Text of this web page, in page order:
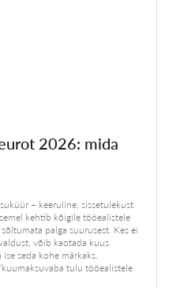
2026: mida
– keeruline, sissetulekust
kehtib kõigile tööealistele
palga suurusest. Kes ei
võib kaotada kuus
seda kohe märkaks.
tulu tööealistele